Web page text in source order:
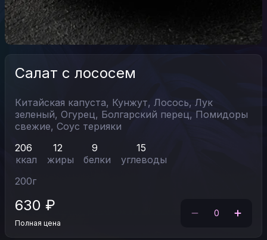
Салат с лососем
Китайская капуста, Кунжут, Лосось, Лук
зеленый, Огурец, Болгарский перец, Помидоры
свежие, Соус терияки
206
ккал
12
жиры
9
белки
15
углеводы
200г
630 ₽
Полная цена
0